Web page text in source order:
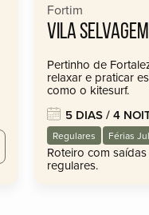
Fortim
VILA SELVAGEM
Pertinho de
relaxar e praticar
como o kitesurf.
5 DIAS / 4
Regulares Férias
Roteiro com saídas
regulares.